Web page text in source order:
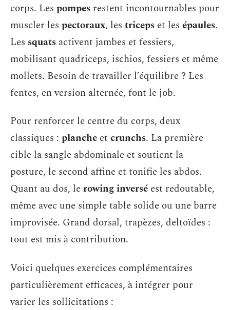
corps. Les pompes restent incontournables pour
muscler les pectoraux, les triceps et les épaules.
Les squats activent jambes et fessiers,
mobilisant quadriceps, ischios, fessiers et même
mollets. Besoin de travailler l’équilibre ? Les
fentes, en version alternée, font le job.
Pour renforcer le centre du corps, deux
classiques : planche et crunchs. La première
cible la sangle abdominale et soutient la
posture, le second affine et tonifie les abdos.
Quant au dos, lerowing inversé est redoutable,
même avec une simple table solide ou une barre
improvisée. Grand dorsal, trapèzes, deltoïdes :
tout est mis à contribution.
Voici quelques exercices complémentaires
particulièrement efficaces, à intégrer pour
varier les sollicitations :